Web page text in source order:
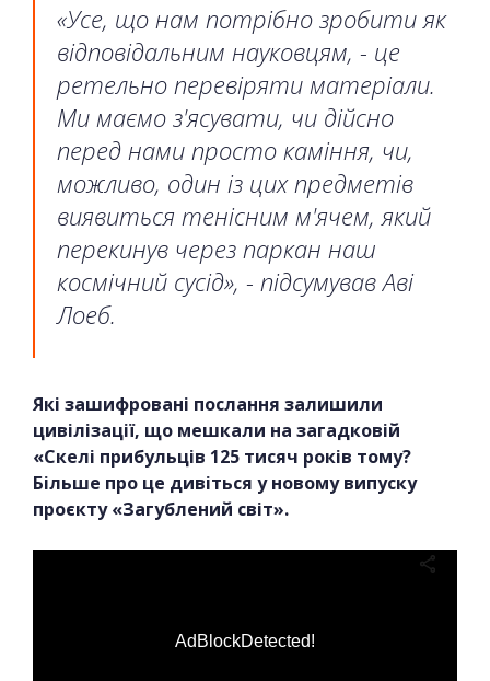
«Усе, що нам потрібно зробити як
відповідальним науковцям, - це
ретельно перевіряти матеріали.
Ми маємо з'ясувати, чи дійсно
перед нами просто каміння, чи,
можливо, один із цих предметів
виявиться тенісним м'ячем, який
перекинув через паркан наш
космічний сусід», - підсумував Аві
Лоеб.
Які зашифровані послання залишили
цивілізації, що мешкали на загадковій
«Скелі прибульців 125 тисяч років тому?
Більше про це дивіться у новому випуску
проєкту «Загублений світ».
AdBlockDetected!